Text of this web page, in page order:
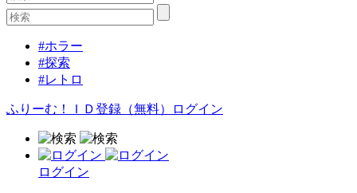
#ホラー
#探索
#レトロ
ふりーむ！ＩＤ登録（無料） ログイン
ログイン